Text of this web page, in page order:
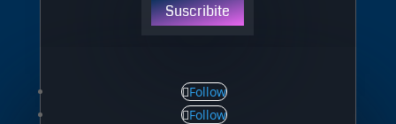
Suscribite
Follow
Follow